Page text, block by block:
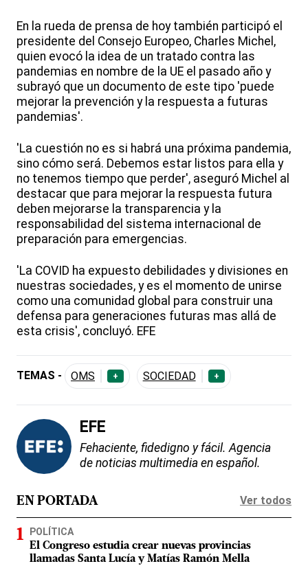
En la rueda de prensa de hoy también participó el
presidente del Consejo Europeo, Charles Michel,
quien evocó la idea de un tratado contra las
pandemias en nombre de la UE el pasado año y
subrayó que un documento de este tipo 'puede
mejorar la prevención y la respuesta a futuras
pandemias'.
'La cuestión no es si habrá una próxima pandemia,
sino cómo será. Debemos estar listos para ella y
no tenemos tiempo que perder', aseguró Michel al
destacar que para mejorar la respuesta futura
deben mejorarse la transparencia y la
responsabilidad del sistema internacional de
preparación para emergencias.
'La COVID ha expuesto debilidades y divisiones en
nuestras sociedades, y es el momento de unirse
como una comunidad global para construir una
defensa para generaciones futuras mas allá de
esta crisis', concluyó. EFE
TEMAS - OMS + SOCIEDAD +
EFE
Fehaciente, fidedigno y fácil. Agencia
de noticias multimedia en español.
EN PORTADA Ver todos
POLÍTICA
El Congreso estudia crear nuevas provincias
llamadas Santa Lucía y Matías Ramón Mella